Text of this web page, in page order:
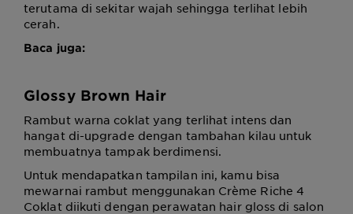
terutama di sekitar wajah sehingga terlihat lebih
cerah.
Baca juga:
Glossy Brown Hair
Rambut warna coklat yang terlihat intens dan
hangat di-upgrade dengan tambahan kilau untuk
membuatnya tampak berdimensi.
Untuk mendapatkan tampilan ini, kamu bisa
mewarnai rambut menggunakan Crème Riche 4
Coklat diikuti dengan perawatan hair gloss di salon